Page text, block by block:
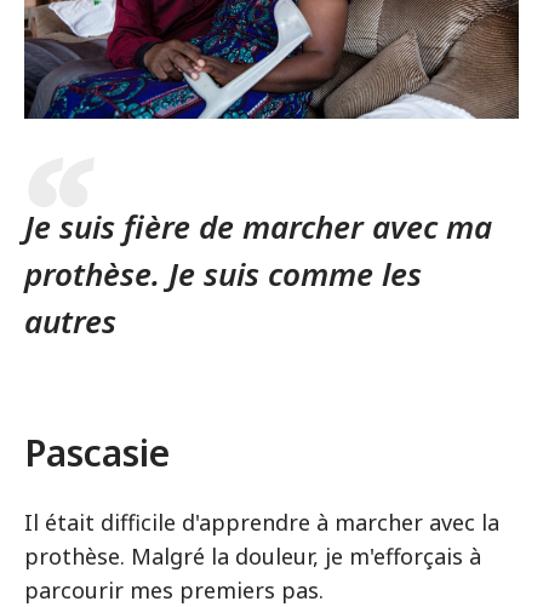
Je suis fière de marcher avec ma
prothèse. Je suis comme les
autres
Pascasie
Il était difficile d'apprendre à marcher avec la
prothèse. Malgré la douleur, je m'efforçais à
parcourir mes premiers pas.